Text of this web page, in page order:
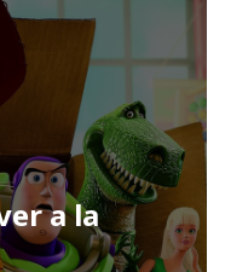
a la